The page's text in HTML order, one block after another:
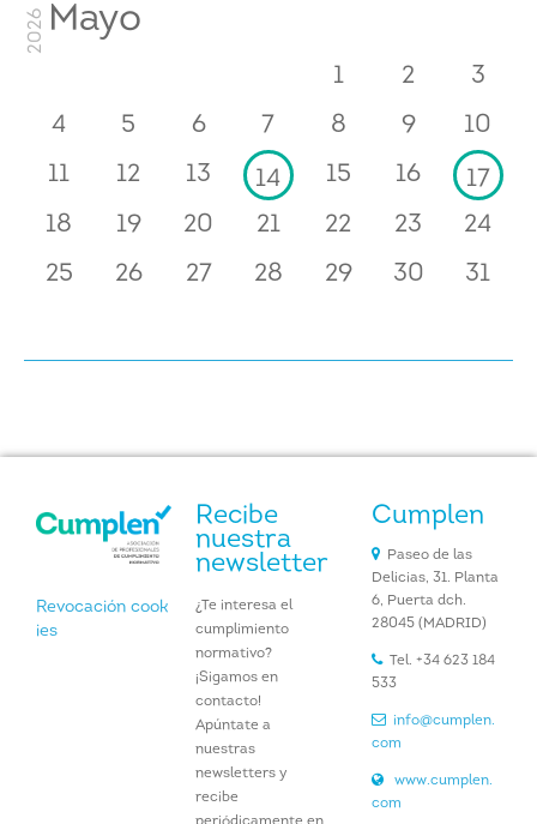
Mayo
2026
1 2
3
4
5 6 7 8 9
10
11
12 13 14 15 16
17
18
19 20 21 22 23
24
25
26 27 28 29 30 31
Revocación cook
ies
Recibe
nuestra
newsletter
¿Te interesa el
cumplimiento
normativo?
¡Sigamos en
contacto!
Apúntate a
nuestras
newsletters y
recibe
periódicamente en
Cumplen
Paseo de las
Delicias, 31. Planta
6, Puerta dch.
28045 (MADRID)
Tel. +34 623 184
533
info@cumplen.
com
www.cumplen.
com